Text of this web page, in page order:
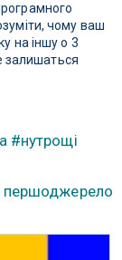
чому ваш
на іншу о 3
залишаться
#нутрощі
першоджерело